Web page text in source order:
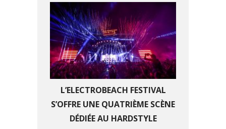
L’ELECTROBEACH FESTIVAL
S’OFFRE UNE QUATRIÈME SCÈNE
DÉDIÉE AU HARDSTYLE